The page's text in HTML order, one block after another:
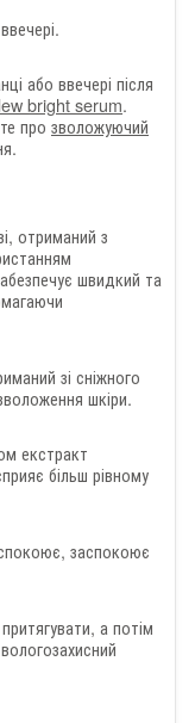
або ввечері після
bright serum.
про зволожуючий
отриманий з
швидкий та
зі сніжного
шкіри.
екстракт
більш рівному
заспокоює
а потім